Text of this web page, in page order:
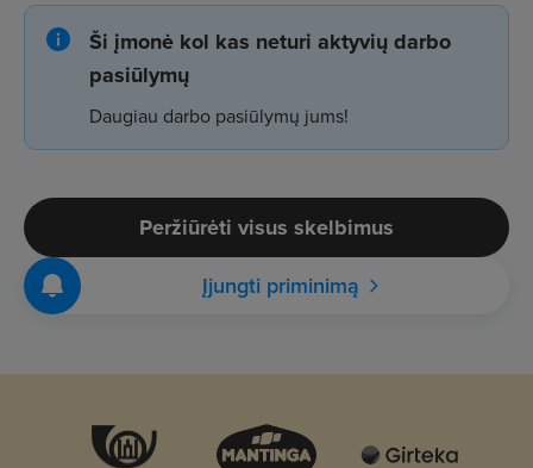
Ši įmonė kol kas neturi aktyvių darbo
pasiūlymų
Daugiau darbo pasiūlymų jums!
Peržiūrėti visus skelbimus
Įjungti priminimą